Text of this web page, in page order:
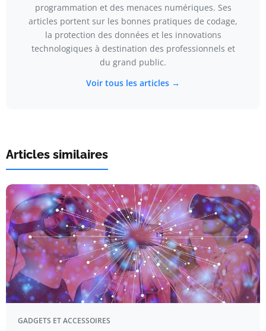
programmation et des menaces numériques. Ses
articles portent sur les bonnes pratiques de codage,
la protection des données et les innovations
technologiques à destination des professionnels et
du grand public.
Voir tous les articles →
Articles similaires
GADGETS ET ACCESSOIRES